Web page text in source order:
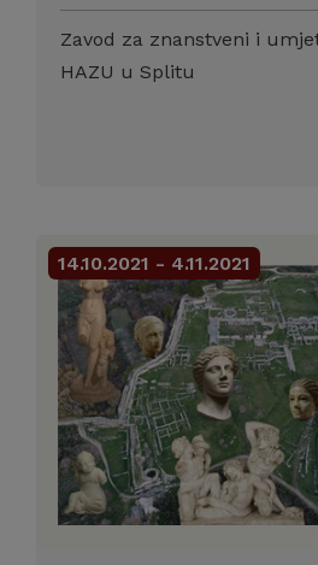
Zavod za znanstveni i
HAZU u Splitu
14.10.2021 - 4.11.2021